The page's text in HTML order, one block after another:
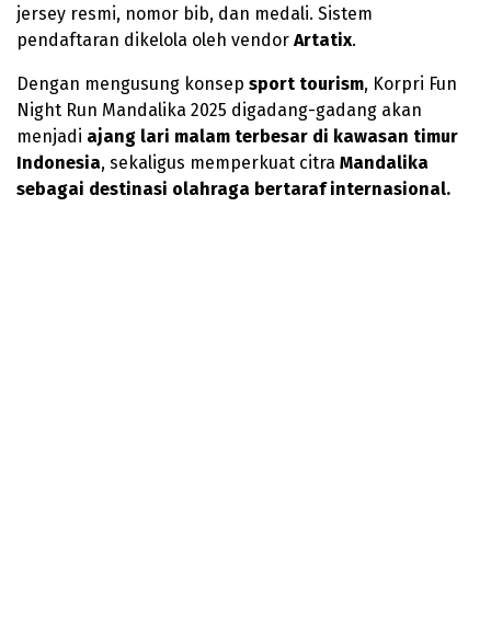
jersey resmi, nomor bib, dan medali. Sistem
pendaftaran dikelola oleh vendor Artatix.
Dengan mengusung konsep sport tourism, Korpri Fun
Night Run Mandalika 2025 digadang-gadang akan
menjadi ajang lari malam terbesar di kawasan timur
Indonesia, sekaligus memperkuat citra Mandalika
sebagai destinasi olahraga bertaraf internasional.